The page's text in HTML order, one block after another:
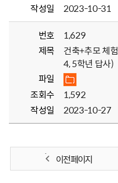
작성일
2023-10-31
번호
1,629
제목
건축+추모 체
4, 5학년 답사)
파일
조회수
1,592
작성일
2023-10-27
이전 페이지